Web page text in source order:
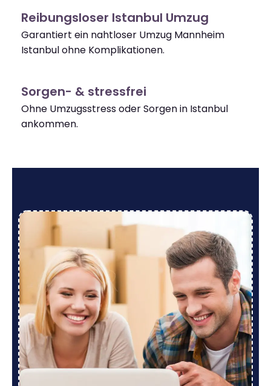
Reibungsloser Istanbul Umzug
Garantiert ein nahtloser Umzug Mannheim
Istanbul ohne Komplikationen.
Sorgen- & stressfrei
Ohne Umzugsstress oder Sorgen in Istanbul
ankommen.